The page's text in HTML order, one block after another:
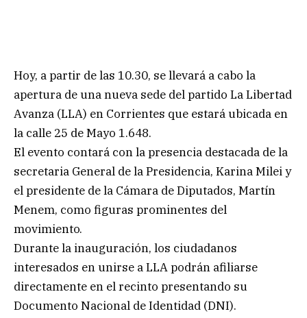
Hoy, a partir de las 10.30, se llevará a cabo la
apertura de una nueva sede del partido La Libertad
Avanza (LLA) en Corrientes que estará ubicada en
la calle 25 de Mayo 1.648.
El evento contará con la presencia destacada de la
secretaria General de la Presidencia, Karina Milei y
el presidente de la Cámara de Diputados, Martín
Menem, como figuras prominentes del
movimiento.
Durante la inauguración, los ciudadanos
interesados en unirse a LLA podrán afiliarse
directamente en el recinto presentando su
Documento Nacional de Identidad (DNI).